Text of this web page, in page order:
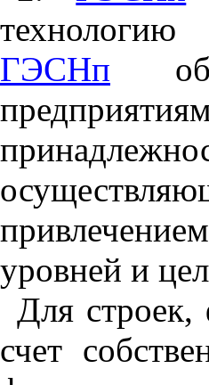
технологию
ГЭСНп
уровней и
Для строек,
счет